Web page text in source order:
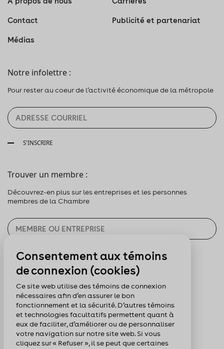
Contact Publicité et partenariat
Médias
Notre infolettre :
Pour rester au coeur de l’activité économique de la métropole
S'INSCRIRE
Trouver un membre :
Découvrez-en plus sur les entreprises et les personnes
membres de la Chambre
CHERCHER
Pour nous suivre :
Consentement aux témoins
de connexion (cookies)
Ce site web utilise des témoins de connexion
nécessaires afin d’en assurer le bon
fonctionnement et la sécurité. D’autres témoins
et technologies facultatifs permettent quant à
eux de faciliter, d’améliorer ou de personnaliser
votre navigation sur notre site web. Si vous
cliquez sur « Refuser », il se peut que certaines